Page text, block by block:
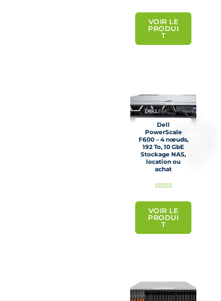
é
VOIR LE
PRODUI
T
Dell
PowerScale
F600 – 4 nœuds,
192 To, 10 GbE
Stockage NAS,
location ou
achat
N
é
VOIR LE
PRODUI
T